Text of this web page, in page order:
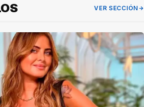
VER SECCIÓN